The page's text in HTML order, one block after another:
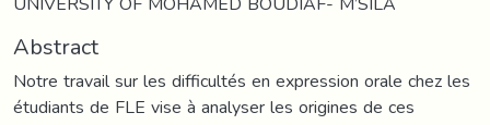
Abstract
Notre travail sur les difficultés en expression orale chez les
étudiants de FLE vise à analyser les origines de ces